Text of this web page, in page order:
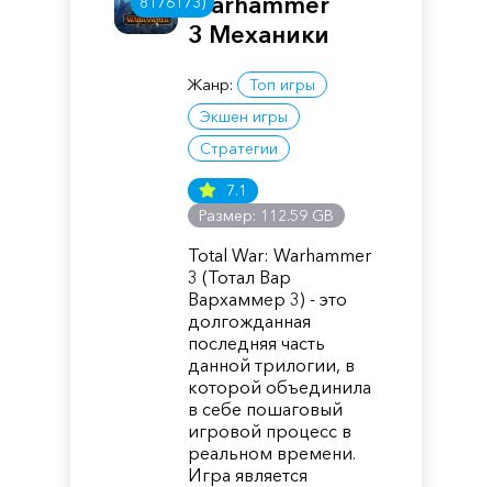
3 Механики
Жанр:
Топ игры
Экшен игры
Стратегии
7.1
Размер: 112.59 GB
Total War: Warhammer
3 (Тотал Вар
Вархаммер 3) - это
долгожданная
последняя часть
данной трилогии, в
которой объединила
в себе пошаговый
игровой процесс в
реальном времени.
Игра является